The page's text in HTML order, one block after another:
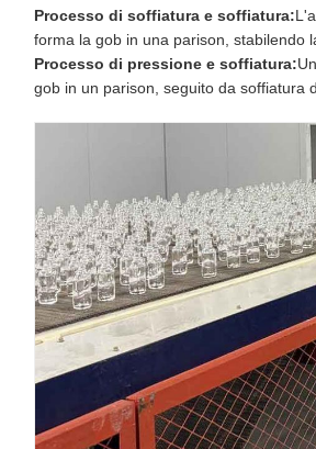
Processo di soffiatura e soffiatura:
forma la gob in una parison, stabilendo
Processo di pressione e soffiatura:
gob in un parison, seguito da soffiatura